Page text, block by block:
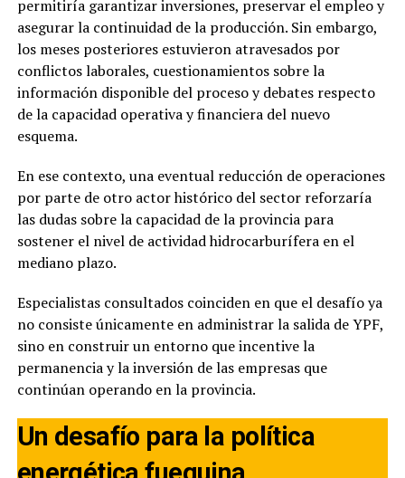
permitiría garantizar inversiones, preservar el empleo y
asegurar la continuidad de la producción. Sin embargo,
los meses posteriores estuvieron atravesados por
conflictos laborales, cuestionamientos sobre la
información disponible del proceso y debates respecto
de la capacidad operativa y financiera del nuevo
esquema.
En ese contexto, una eventual reducción de operaciones
por parte de otro actor histórico del sector reforzaría
las dudas sobre la capacidad de la provincia para
sostener el nivel de actividad hidrocarburífera en el
mediano plazo.
Especialistas consultados coinciden en que el desafío ya
no consiste únicamente en administrar la salida de YPF,
sino en construir un entorno que incentive la
permanencia y la inversión de las empresas que
continúan operando en la provincia.
Un desafío para la política